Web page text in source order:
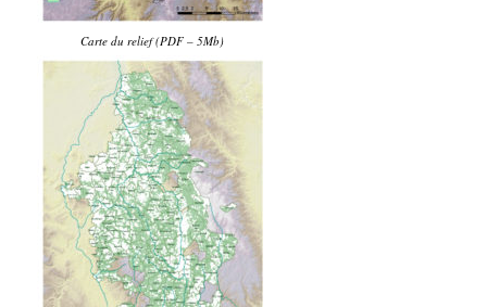
Carte du relief (PDF – 5Mb)